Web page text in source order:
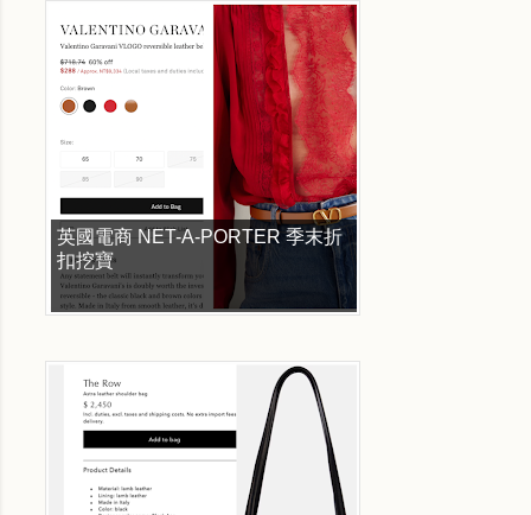
英國電商 NET-A-PORTER 季末折
扣挖寶